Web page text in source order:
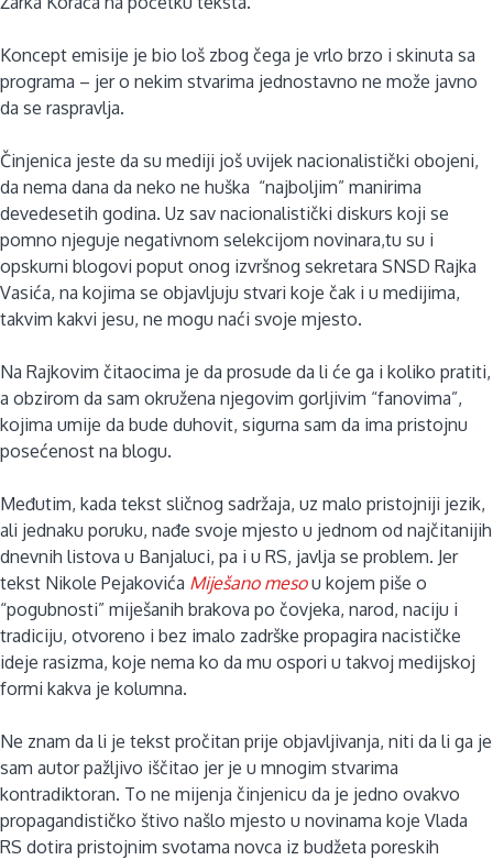
Koncept emisije je bio loš zbog čega je vrlo brzo i skinuta sa
programa – jer o nekim stvarima jednostavno ne može javno
da se raspravlja.
Činjenica jeste da su mediji još uvijek nacionalistički obojeni,
da nema dana da neko ne huška “najboljim” manirima
devedesetih godina. Uz sav nacionalistički diskurs koji se
pomno njeguje negativnom selekcijom novinara,tu su i
opskurni blogovi poput onog izvršnog sekretara SNSD Rajka
Vasića, na kojima se objavljuju stvari koje čak i u medijima,
takvim kakvi jesu, ne mogu naći svoje mjesto.
Na Rajkovim čitaocima je da prosude da li će ga i koliko pratiti,
a obzirom da sam okružena njegovim gorljivim “fanovima”,
kojima umije da bude duhovit, sigurna sam da ima pristojnu
posećenost na blogu.
Međutim, kada tekst sličnog sadržaja, uz malo pristojniji jezik,
ali jednaku poruku, nađe svoje mjesto u jednom od najčitanijih
dnevnih listova u Banjaluci, pa i u RS, javlja se problem. Jer
tekst Nikole Pejakovića Miješano mesou kojem piše o
“pogubnosti” miješanih brakova po čovjeka, narod, naciju i
tradiciju, otvoreno i bez imalo zadrške propagira nacističke
ideje rasizma, koje nema ko da mu ospori u takvoj medijskoj
formi kakva je kolumna.
Ne znam da li je tekst pročitan prije objavljivanja, niti da li ga je
sam autor pažljivo iščitao jer je u mnogim stvarima
kontradiktoran. To ne mijenja činjenicu da je jedno ovakvo
propagandističko štivo našlo mjesto u novinama koje Vlada
RS dotira pristojnim svotama novca iz budžeta poreskih